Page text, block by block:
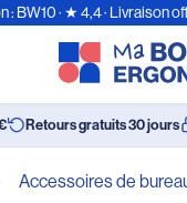
: BW10 · ★ 4,4 · Livraison
Retours gratuits 30 jours
Accessoires de